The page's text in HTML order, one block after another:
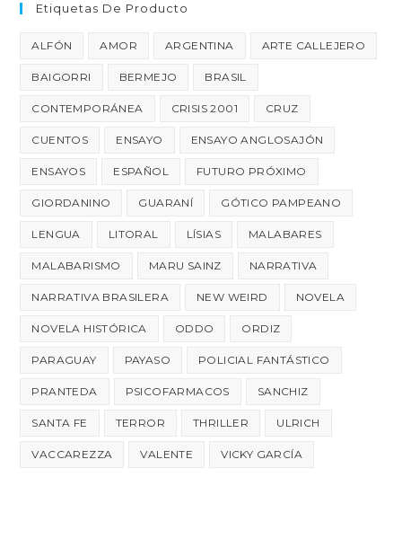
Etiquetas De Producto
ALFÓN AMOR ARGENTINA ARTE CALLEJERO
BAIGORRI BERMEJO BRASIL
CONTEMPORÁNEA CRISIS 2001 CRUZ
CUENTOS ENSAYO ENSAYO ANGLOSAJÓN
ENSAYOS ESPAÑOL FUTURO PRÓXIMO
GIORDANINO GUARANÍ GÓTICO PAMPEANO
LENGUA LITORAL LÍSIAS MALABARES
MALABARISMO MARU SAINZ NARRATIVA
NARRATIVA BRASILERA NEW WEIRD NOVELA
NOVELA HISTÓRICA ODDO ORDIZ
PARAGUAY PAYASO POLICIAL FANTÁSTICO
PRANTEDA PSICOFARMACOS SANCHIZ
SANTA FE TERROR THRILLER ULRICH
VACCAREZZA VALENTE VICKY GARCÍA